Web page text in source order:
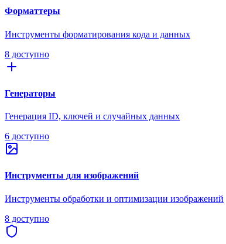
Форматтеры
Инструменты форматирования кода и данных
8 доступно
Генераторы
Генерация ID, ключей и случайных данных
6 доступно
Инструменты для изображений
Инструменты обработки и оптимизации изображений
8 доступно